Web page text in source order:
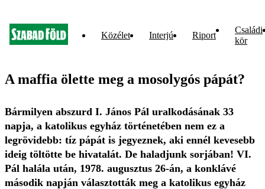
Közélet Interjú Riport
Családi
kör
A maffia ölette meg a mosolygós pápát?
Bármilyen abszurd I. János Pál uralkodásának 33
napja, a katolikus egyház történetében nem ez a
legrövidebb: tíz pápát is jegyeznek, aki ennél kevesebb
ideig töltötte be hivatalát. De haladjunk sorjában! VI.
Pál halála után, 1978. augusztus 26-án, a konklávé
második napján választották meg a katolikus egyház